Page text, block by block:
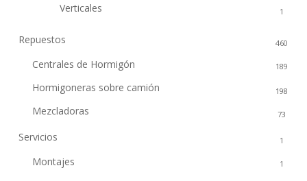
Verticales 1
Repuestos 460
Centrales de Hormigón 189
Hormigoneras sobre camión 198
Mezcladoras 73
Servicios 1
Montajes 1